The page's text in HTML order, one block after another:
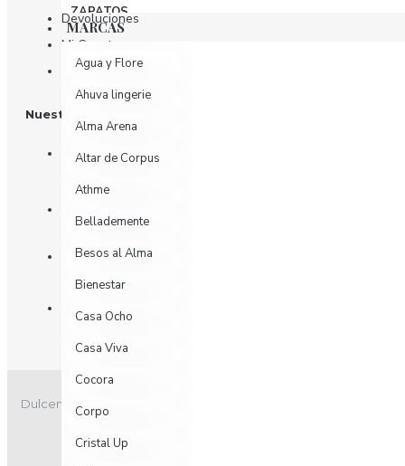
ZAPATOS
MARCAS
Agua y Flore
Ahuva lingerie
Alma Arena
Altar de Corpus
Athme
Bellademente
Besos al Alma
Bienestar
Casa Ocho
Casa Viva
Cocora
Corpo
Cristal Up
Devoluciones
Mi Cuenta
Historial de Pedidos
Nuestras Redes
Dulcementa © 2026 - Derechos Reservados